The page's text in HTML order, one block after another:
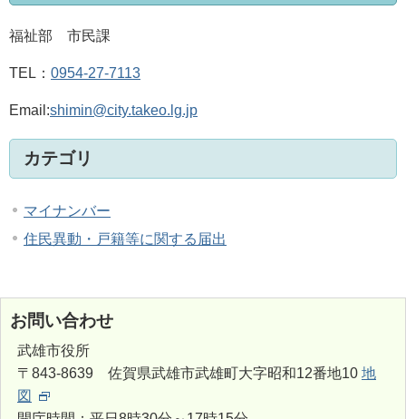
福祉部 市民課
TEL： 0954‐27‐7113
Email:shimin@city.takeo.lg.jp
カテゴリ
マイナンバー
住民異動・戸籍等に関する届出
お問い合わせ
武雄市役所
〒843-8639 佐賀県武雄市武雄町大字昭和12番地10 地
図